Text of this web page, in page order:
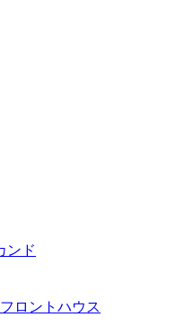
ンド
ロントハウス